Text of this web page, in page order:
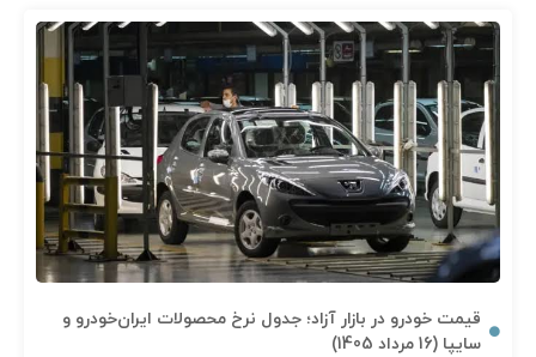
قیمت خودرو در بازار آزاد؛ جدول نرخ محصولات ایران‌خودرو و
سایپا (16 مرداد 1405)